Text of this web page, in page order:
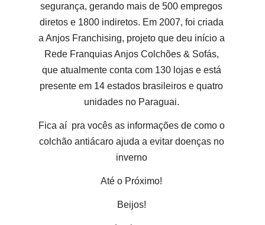
segurança, gerando mais de 500 empregos
diretos e 1800 indiretos. Em 2007, foi criada
a Anjos Franchising, projeto que deu início a
Rede Franquias Anjos Colchões & Sofás,
que atualmente conta com 130 lojas e está
presente em 14 estados brasileiros e quatro
unidades no Paraguai.
Fica aí pra vocês as informações de como o
colchão antiácaro ajuda a evitar doenças no
inverno
Até o Próximo!
Beijos!